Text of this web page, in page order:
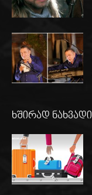
ხშირად ნახვადი